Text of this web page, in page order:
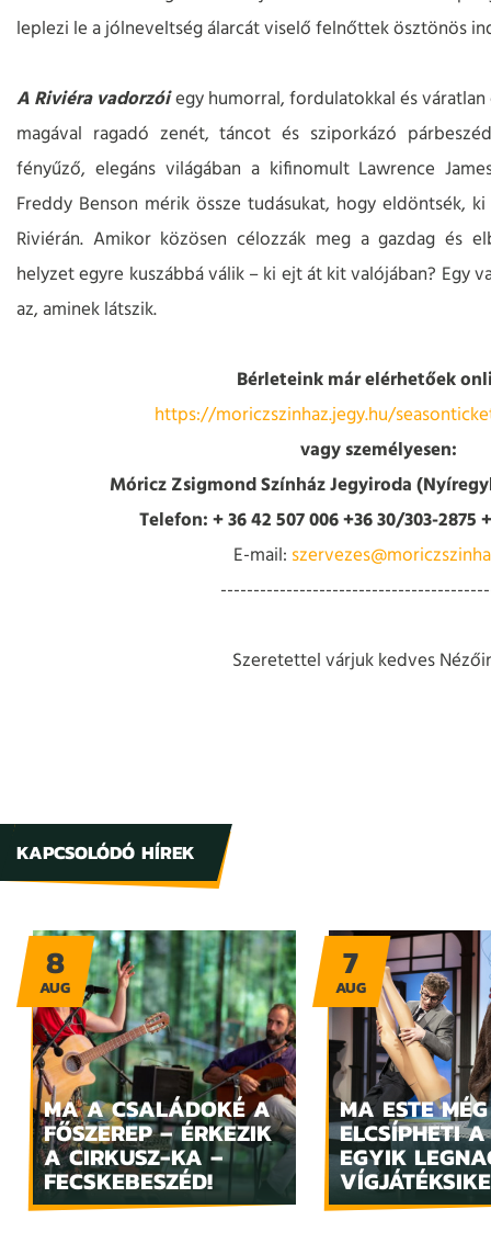
leplezi le a jólneveltség álarcát viselő felnőttek ösztönös
A Riviéra vadorzóiegy humorral, fordulatokkal és
magával ragadó zenét, táncot és sziporkázó
fényűző, elegáns világában a kifinomult Lawrence
Freddy Benson mérik össze tudásukat, hogy eldöntsék,
Riviérán. Amikor közösen célozzák meg a gazdag és
helyzet egyre kuszábbá válik – ki ejt át kit valójában? Egy
az, aminek látszik.
Bérleteink már elérhetőek
https://moriczszinhaz.jegy.hu/
vagy személyesen:
Móricz Zsigmond Színház Jegyiroda
Telefon: + 36 42 507 006 +36 30/303-2875
E-mail:
Szeretettel várjuk kedves
KAPCSOLÓDÓ HÍREK
MA A CSALÁDOKÉ A
FŐSZEREP – ÉRKEZIK
A CIRKUSZ-KA –
FECSKEBESZÉD!
8
AUG
MA ESTE MÉG
ELCSÍPHETI
EGYIK
7
AUG